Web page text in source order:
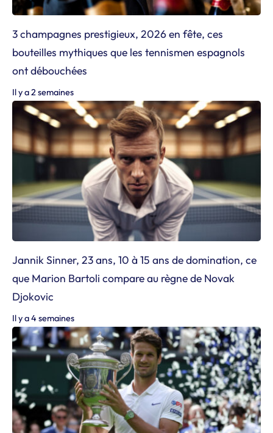
3 champagnes prestigieux, 2026 en fête, ces
bouteilles mythiques que les tennismen espagnols
ont débouchées
Il y a 2 semaines
Jannik Sinner, 23 ans, 10 à 15 ans de domination, ce
que Marion Bartoli compare au règne de Novak
Djokovic
Il y a 4 semaines